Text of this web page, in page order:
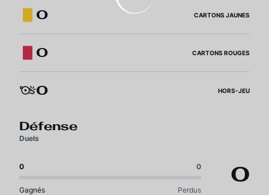
0 CARTONS JAUNES
0 CARTONS ROUGES
0 HORS-JEU
Défense
Duels
0 0
Gagnés Perdus
0